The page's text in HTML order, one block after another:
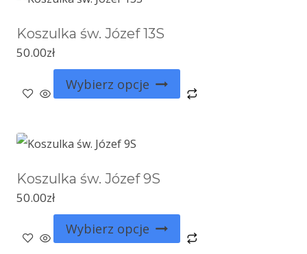
Koszulka św. Józef 13S
50.00zł
Wybierz opcje
Koszulka św. Józef 9S
50.00zł
Wybierz opcje